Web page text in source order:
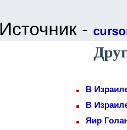
Источник -
В
В
Яир